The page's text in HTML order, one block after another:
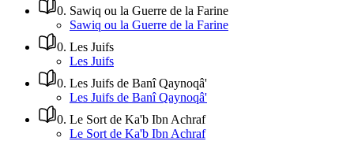
0. Sawiq ou la Guerre de la Farine
Sawiq ou la Guerre de la Farine
0. Les Juifs
Les Juifs
0. Les Juifs de Banî Qaynoqâ'
Les Juifs de Banî Qaynoqâ'
0. Le Sort de Ka'b Ibn Achraf
Le Sort de Ka'b Ibn Achraf